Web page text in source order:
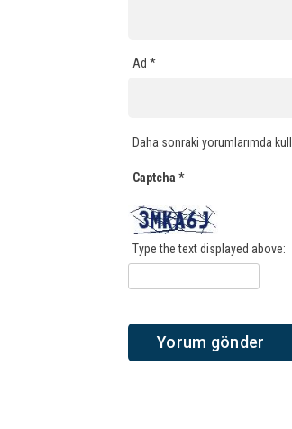
Ad *
Daha sonraki yorumlarımda
Captcha *
Type the text displayed above: